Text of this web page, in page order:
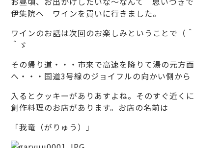
伊集院へ ワインを買いに行きました。
ワインのお話は次回のお楽しみということで（＾
＾ゞ
その帰り道・・・市来で高速を降りて湯の元方面
へ・・・国道3号線のジョイフルの向かい側から
入るとクッキーがありあすよね。そのすぐ近くに
創作料理のお店があります。お店の名前は
「我竜（がりゅう）」